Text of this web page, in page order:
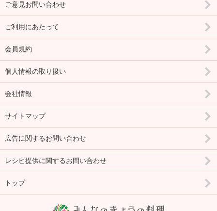
ご意見お問い合わせ
ご利用にあたって
会員規約
個人情報の取り扱い
会社情報
サイトマップ
広告に関するお問い合わせ
レシピ提供に関するお問い合わせ
トップ